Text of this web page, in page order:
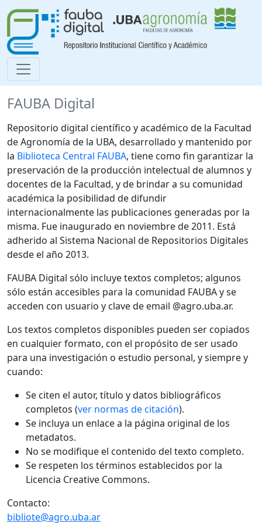
FAUBA Digital
Repositorio digital científico y académico de la Facultad
de Agronomía de la UBA, desarrollado y mantenido por
la Biblioteca Central FAUBA, tiene como fin garantizar la
preservación de la producción intelectual de alumnos y
docentes de la Facultad, y de brindar a su comunidad
académica la posibilidad de difundir
internacionalmente las publicaciones generadas por la
misma. Fue inaugurado en noviembre de 2011. Está
adherido al Sistema Nacional de Repositorios Digitales
desde el año 2013.
FAUBA Digital sólo incluye textos completos; algunos
sólo están accesibles para la comunidad FAUBA y se
acceden con usuario y clave de email @agro.uba.ar.
Los textos completos disponibles pueden ser copiados
en cualquier formato, con el propósito de ser usado
para una investigación o estudio personal, y siempre y
cuando:
Se citen el autor, título y datos bibliográficos
completos (ver normas de citación).
Se incluya un enlace a la página original de los
metadatos.
No se modifique el contenido del texto completo.
Se respeten los términos establecidos por la
Licencia Creative Commons.
Contacto:
bibliote@agro.uba.ar